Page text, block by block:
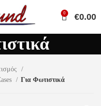
0 €0.00
Για Φωτιστικά